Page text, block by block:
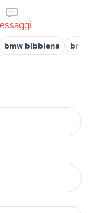
bmw bibbiena